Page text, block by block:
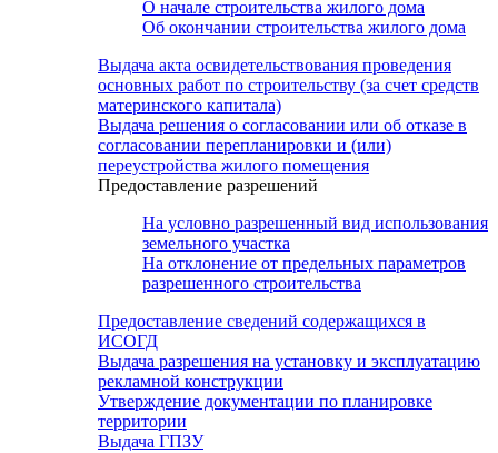
О начале строительства жилого дома
Об окончании строительства жилого дома
Выдача акта освидетельствования проведения
основных работ по строительству (за счет средств
материнского капитала)
Выдача решения о согласовании или об отказе в
согласовании перепланировки и (или)
переустройства жилого помещения
Предоставление разрешений
На условно разрешенный вид использования
земельного участка
На отклонение от предельных параметров
разрешенного строительства
Предоставление сведений содержащихся в
ИСОГД
Выдача разрешения на установку и эксплуатацию
рекламной конструкции
Утверждение документации по планировке
территории
Выдача ГПЗУ